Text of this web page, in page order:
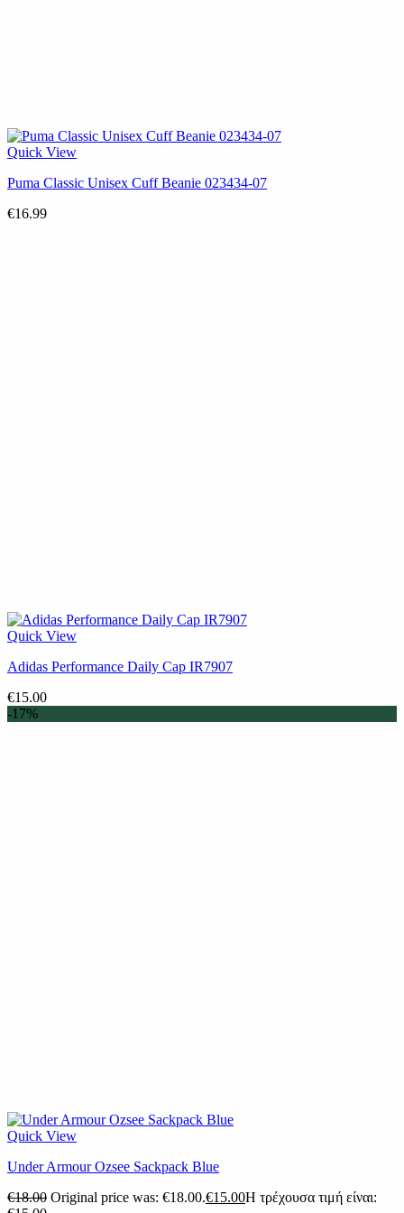
Quick View
Puma Classic Unisex Cuff Beanie 023434-07
€16.99
Quick View
Adidas Performance Daily Cap IR7907
€15.00
-17%
Quick View
Under Armour Ozsee Sackpack Blue
€18.00 Original price was: €18.00.€15.00Η τρέχουσα τιμή είναι: